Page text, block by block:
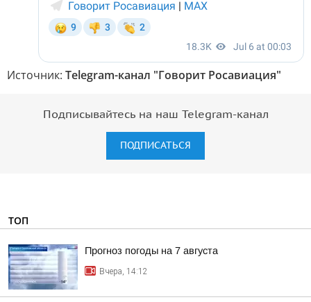
Источник: Telegram-канал "Говорит Росавиация"
Подписывайтесь на наш Telegram-канал
ПОДПИСАТЬСЯ
ТОП
Прогноз погоды на 7 августа
Вчера, 14:12